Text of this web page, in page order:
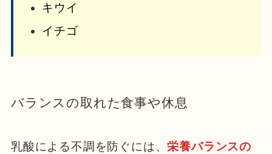
キウイ
イチゴ
バランスの取れた食事や休息
乳酸による不調を防ぐには、栄養バランスの